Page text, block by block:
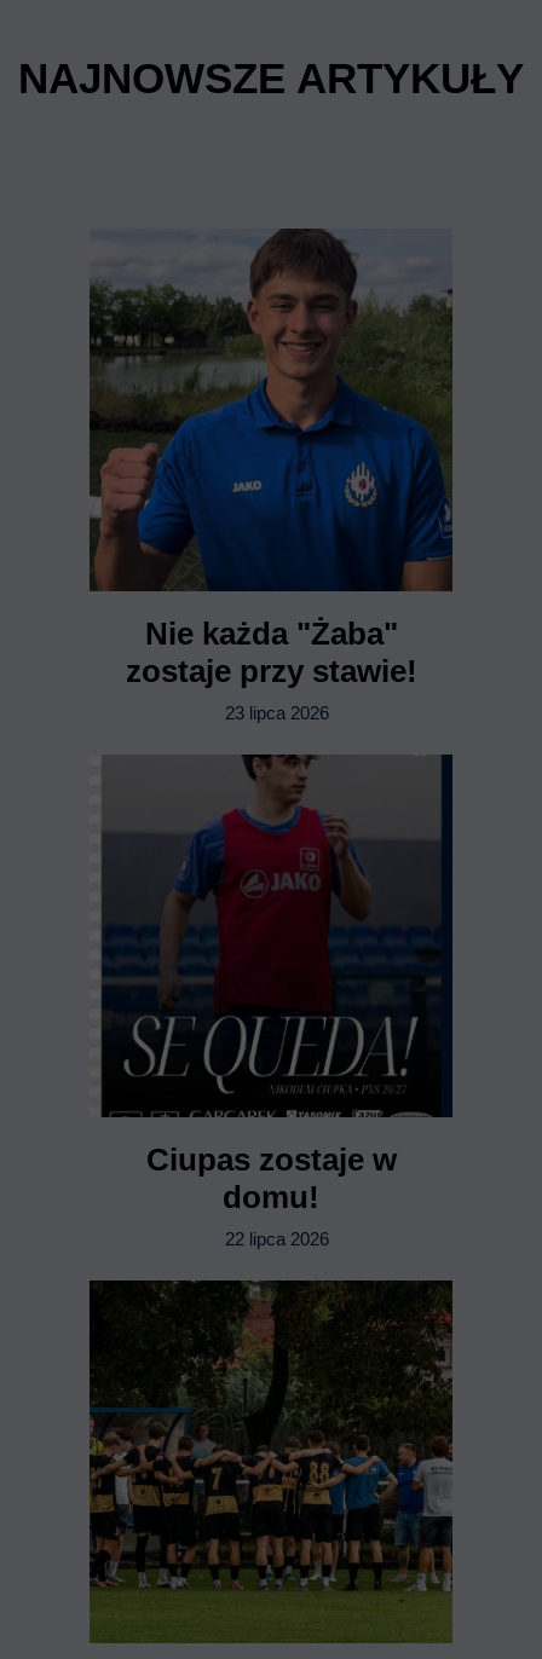
NAJNOWSZE ARTYKUŁY
Nie każda "Żaba"
zostaje przy stawie!
23 lipca 2026
Ciupas zostaje w
domu!
22 lipca 2026